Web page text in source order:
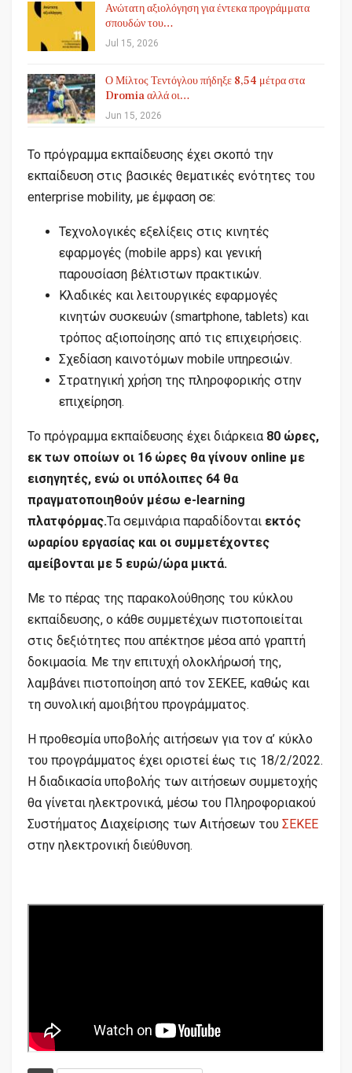
Ανώτατη αξιολόγηση για έντεκα προγράμματα
σπουδών του…
Jul 15, 2026
Ο Μίλτος Τεντόγλου πήδηξε 8,54 μέτρα στα
Dromia αλλά οι…
Jun 15, 2026
Το πρόγραμμα εκπαίδευσης έχει σκοπό την
εκπαίδευση στις βασικές θεματικές ενότητες του
enterprise mobility, με έμφαση σε:
Τεχνολογικές εξελίξεις στις κινητές
εφαρμογές (mobile apps) και γενική
παρουσίαση βέλτιστων πρακτικών.
Κλαδικές και λειτουργικές εφαρμογές
κινητών συσκευών (smartphone, tablets) και
τρόπος αξιοποίησης από τις επιχειρήσεις.
Σχεδίαση καινοτόμων mobile υπηρεσιών.
Στρατηγική χρήση της πληροφορικής στην
επιχείρηση.
Το πρόγραμμα εκπαίδευσης έχει διάρκεια 80 ώρες,
εκ των οποίων οι 16 ώρες θα γίνουν online με
εισηγητές, ενώ οι υπόλοιπες 64 θα
πραγματοποιηθούν μέσω e-learning
πλατφόρμας.Τα σεμινάρια παραδίδονται εκτός
ωραρίου εργασίας και οι συμμετέχοντες
αμείβονται με 5 ευρώ/ώρα μικτά.
Με το πέρας της παρακολούθησης του κύκλου
εκπαίδευσης, ο κάθε συμμετέχων πιστοποιείται
στις δεξιότητες που απέκτησε μέσα από γραπτή
δοκιμασία. Με την επιτυχή ολοκλήρωσή της,
λαμβάνει πιστοποίηση από τον ΣΕΚΕΕ, καθώς και
τη συνολική αμοιβήτου προγράμματος.
Η προθεσμία υποβολής αιτήσεων για τον α’ κύκλο
του προγράμματος έχει οριστεί έως τις 18/2/2022.
Η διαδικασία υποβολής των αιτήσεων συμμετοχής
θα γίνεται ηλεκτρονικά, μέσω του Πληροφοριακού
Συστήματος Διαχείρισης των Αιτήσεων του ΣΕΚΕΕ
στην ηλεκτρονική διεύθυνση.